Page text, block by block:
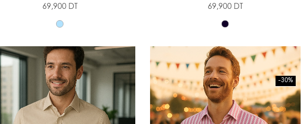
69,900 DT 69,900 DT
-30%